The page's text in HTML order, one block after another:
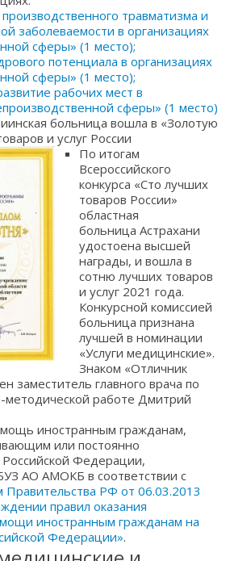
травматизма и
заболеваемости в организациях
сферы» (1 место);
потенциала в организациях
сферы» (1 место);
рабочих мест в
сферы» (1 место)
больница вошла в «Золотую
и услуг России
По итогам
Всероссийского
конкурса «Сто лучших
товаров России»
областная
больница Астрахани
удостоена высшей
награды, и вошла в
сотню лучших товаров
и услуг 2021 года.
Конкурсной комиссией
больница признана
лучшей в номинации
«Услуги медицинские».
Знаком «Отличник
заместитель главного врача по
методической работе Дмитрий
иностранным гражданам,
или постоянно
Федерации,
АО АМОКБ в соответствии с
Правительства РФ от 06.03.2013
правил оказания
иностранным гражданам на
Федерации».